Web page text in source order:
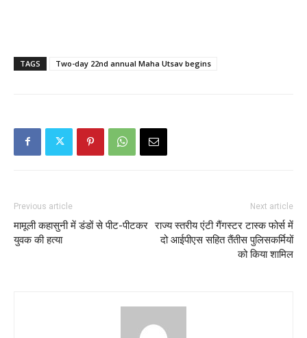
TAGS Two-day 22nd annual Maha Utsav begins
Previous article
मामूली कहासुनी में डंडों से पीट-पीटकर
युवक की हत्या
Next article
राज्य स्तरीय एंटी गैंगस्टर टास्क फोर्स में
दो आईपीएस सहित तैंतीस पुलिसकर्मियों
को किया शामिल